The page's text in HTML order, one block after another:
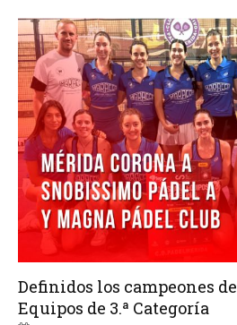
Definidos los campeones
Equipos de 3.ª Categoría